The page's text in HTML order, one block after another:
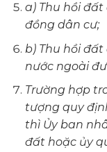
a) Thu hồi đất
đồng dân cư;
b) Thu hồi
nước ngoài
Trường hợp
tượng quy
thì Ủy ban
đất hoặc ủy